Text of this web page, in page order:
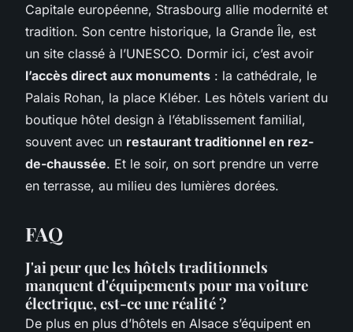
Capitale européenne, Strasbourg allie modernité et
tradition. Son centre historique, la Grande Île, est
un site classé à l’UNESCO. Dormir ici, c’est avoir
l’accès direct aux monuments : la cathédrale, le
Palais Rohan, la place Kléber. Les hôtels varient du
boutique hôtel design à l’établissement familial,
souvent avec un restaurant traditionnel en rez-
de-chaussée. Et le soir, on sort prendre un verre
en terrasse, au milieu des lumières dorées.
FAQ
J'ai peur que les hôtels traditionnels
manquent d'équipements pour ma voiture
électrique, est-ce une réalité ?
De plus en plus d’hôtels en Alsace s’équipent en